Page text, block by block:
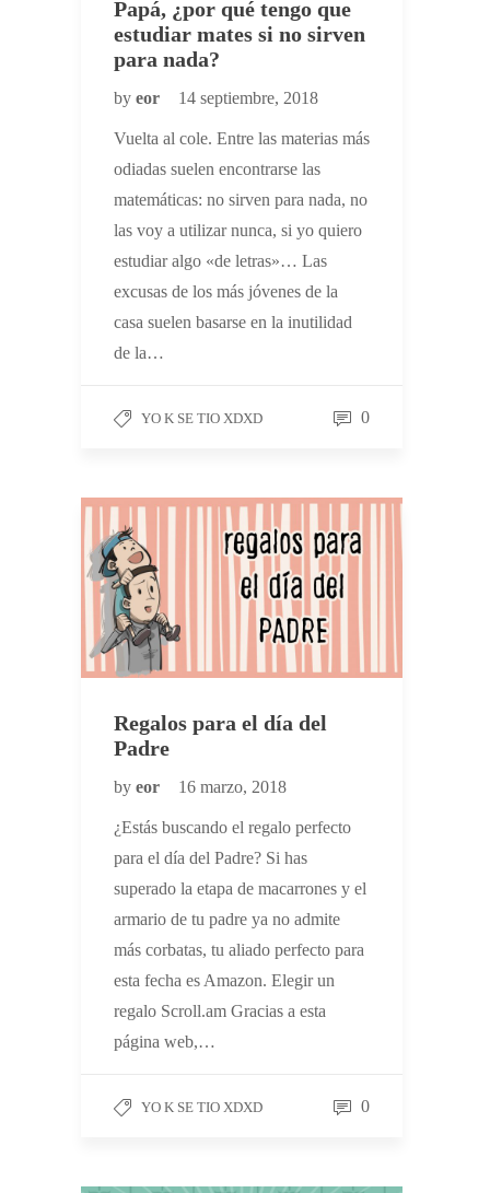
Papá, ¿por qué tengo que
estudiar mates si no sirven
para nada?
by eor 14 septiembre, 2018
Vuelta al cole. Entre las materias más
odiadas suelen encontrarse las
matemáticas: no sirven para nada, no
las voy a utilizar nunca, si yo quiero
estudiar algo «de letras»… Las
excusas de los más jóvenes de la
casa suelen basarse en la inutilidad
de la…
YO K SE TIO XDXD 0
Regalos para el día del
Padre
by eor 16 marzo, 2018
¿Estás buscando el regalo perfecto
para el día del Padre? Si has
superado la etapa de macarrones y el
armario de tu padre ya no admite
más corbatas, tu aliado perfecto para
esta fecha es Amazon. Elegir un
regalo Scroll.am Gracias a esta
página web,…
YO K SE TIO XDXD 0